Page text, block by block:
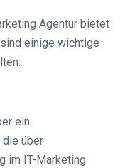
Agentur bietet
einige wichtige
ein
über
im IT-Marketing